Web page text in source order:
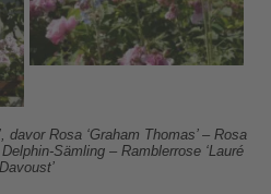
davor Rosa ‘Graham Thomas’ – Rosa
Sämling – Ramblerrose ‘Lauré
Davoust’